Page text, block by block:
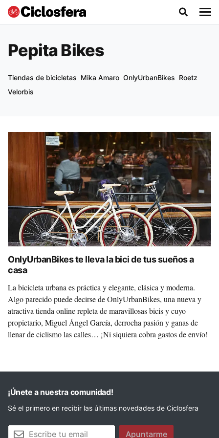
Pepita Bikes
Tiendas de bicicletas Mika Amaro OnlyUrbanBikes Roetz
Velorbis
OnlyUrbanBikes te lleva la bici de tus sueños a
casa
La bicicleta urbana es práctica y elegante, clásica y moderna.
Algo parecido puede decirse de OnlyUrbanBikes, una nueva y
atractiva tienda online repleta de maravillosas bicis y cuyo
propietario, Miguel Ángel García, derrocha pasión y ganas de
llenar de ciclismo las calles… ¡Ni siquiera cobra gastos de envío!
¡Únete a nuestra comunidad!
Sé el primero en recibir las últimas novedades de Ciclosfera
Tu email Apuntarme